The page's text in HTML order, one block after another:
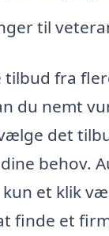
til
tilbud fra
du nemt
det
behov.
et klik
finde et